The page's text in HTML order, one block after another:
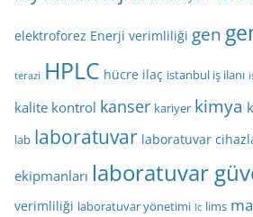
elektroforez Enerji verimliliği gen
terazi HPLC hücre ilaç istanbul iş ilanı
kalite kontrol kanser kariyer kimya
lab laboratuvar laboratuvar
ekipmanları laboratuvar
verimliliği laboratuvar yönetimi lc lims